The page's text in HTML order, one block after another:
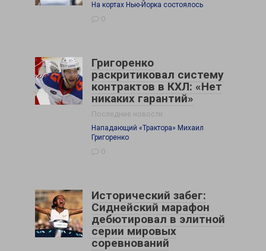
На кортах Нью-Йорка состоялось
0
Григоренко
раскритиковал систему
контрактов в КХЛ: «Нет
никаких гарантий»
Последние новости
Нападающий «Трактора» Михаил
Григоренко
0
Исторический забег:
Сиднейский марафон
дебютировал в элитной
серии мировых
соревнований